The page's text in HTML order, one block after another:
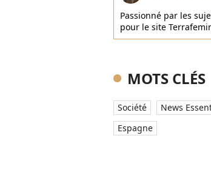
Passionné par les
pour le site
MOTS CLÉS
Société News
Espagne